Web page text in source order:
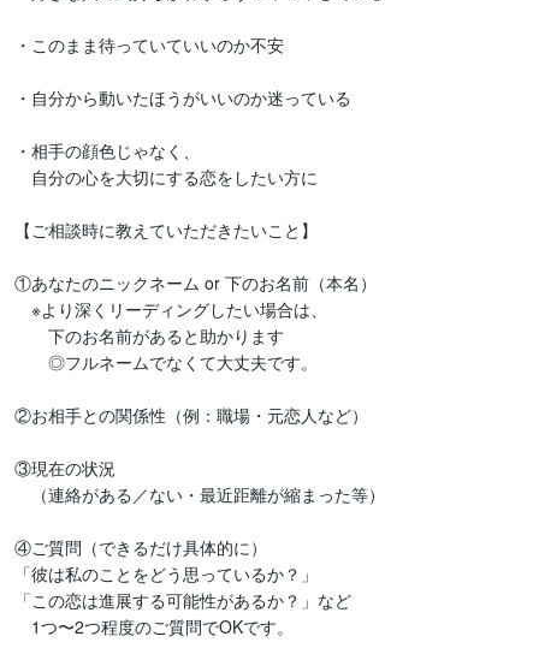
・このまま待っていていいのか不安
・自分から動いたほうがいいのか迷っている
・相手の顔色じゃなく、
自分の心を大切にする恋をしたい方に
【ご相談時に教えていただきたいこと】
①あなたのニックネーム or 下のお名前（本名）
※より深くリーディングしたい場合は、
下のお名前があると助かります
◎フルネームでなくて大丈夫です。
②お相手との関係性（例：職場・元恋人など）
③現在の状況
（連絡がある／ない・最近距離が縮まった等）
④ご質問（できるだけ具体的に）
「彼は私のことをどう思っているか？」
「この恋は進展する可能性があるか？」など
1つ〜2つ程度のご質問でOKです。